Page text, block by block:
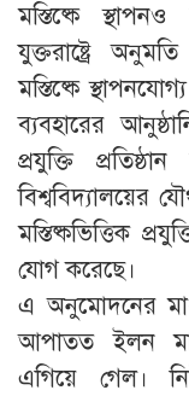
মস্তিষ্কে স্থাপনও
যুক্তরাষ্ট্রে
মস্তিষ্কে
ব্যবহারের
প্রযুক্তি
বিশ্ববিদ্যালয়ের
মস্তিষ্কভিত্তিক
যোগ করেছে।
এ অনুমোদনের
আপাতত ইলন
এগিয়ে গেল।